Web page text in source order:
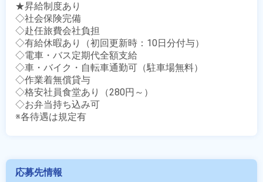
★昇給制度あり
◇社会保険完備
◇赴任旅費会社負担
◇有給休暇あり（初回更新時：10日分付与）
◇電車・バス定期代全額支給
◇車・バイク・自転車通勤可（駐車場無料）
◇作業着無償貸与
◇格安社員食堂あり（280円～）
◇お弁当持ち込み可
※各待遇は規定有
応募先情報